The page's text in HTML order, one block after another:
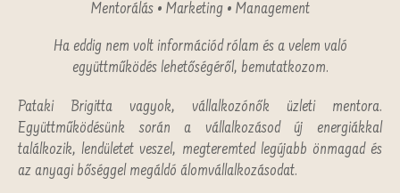
Mentorálás • Marketing • Management
Ha eddig nem volt információd rólam és a velem való
együttműködés lehetőségéről, bemutatkozom.
Pataki Brigitta vagyok, vállalkozónők üzleti mentora.
Együttműködésünk során a vállalkozásod új energiákkal
találkozik, lendületet veszel, megteremted legújabb önmagad és
az anyagi bőséggel megáldó álomvállalkozásodat.